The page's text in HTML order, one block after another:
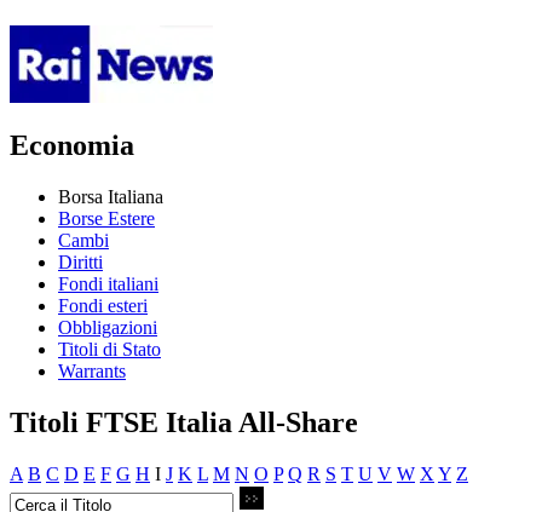
Economia
Borsa Italiana
Borse Estere
Cambi
Diritti
Fondi italiani
Fondi esteri
Obbligazioni
Titoli di Stato
Warrants
Titoli FTSE Italia All-Share
A B C D E F G H I J K L M N O P Q R S T U V W X Y Z